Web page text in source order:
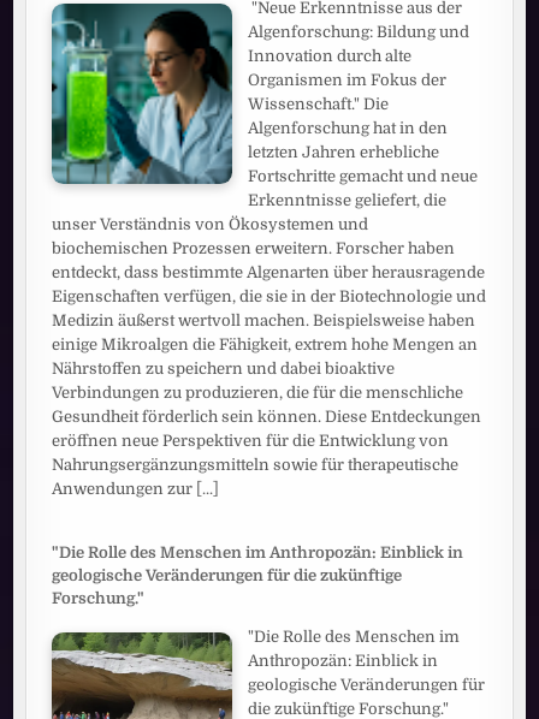
"Neue Erkenntnisse aus der
Algenforschung: Bildung und
Innovation durch alte
Organismen im Fokus der
Wissenschaft." Die
Algenforschung hat in den
letzten Jahren erhebliche
Fortschritte gemacht und neue
Erkenntnisse geliefert, die
unser Verständnis von Ökosystemen und
biochemischen Prozessen erweitern. Forscher haben
entdeckt, dass bestimmte Algenarten über herausragende
Eigenschaften verfügen, die sie in der Biotechnologie und
Medizin äußerst wertvoll machen. Beispielsweise haben
einige Mikroalgen die Fähigkeit, extrem hohe Mengen an
Nährstoffen zu speichern und dabei bioaktive
Verbindungen zu produzieren, die für die menschliche
Gesundheit förderlich sein können. Diese Entdeckungen
eröffnen neue Perspektiven für die Entwicklung von
Nahrungsergänzungsmitteln sowie für therapeutische
Anwendungen zur [...]
"Die Rolle des Menschen im Anthropozän: Einblick in
geologische Veränderungen für die zukünftige
Forschung."
"Die Rolle des Menschen im
Anthropozän: Einblick in
geologische Veränderungen für
die zukünftige Forschung."